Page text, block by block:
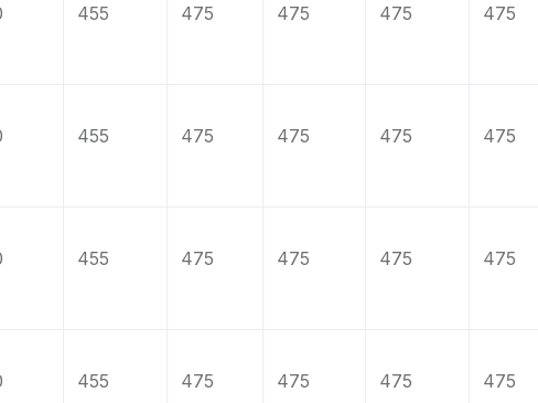
455 475 475 475 475
455 475 475 475 475
455 475 475 475 475
455 475 475 475 475